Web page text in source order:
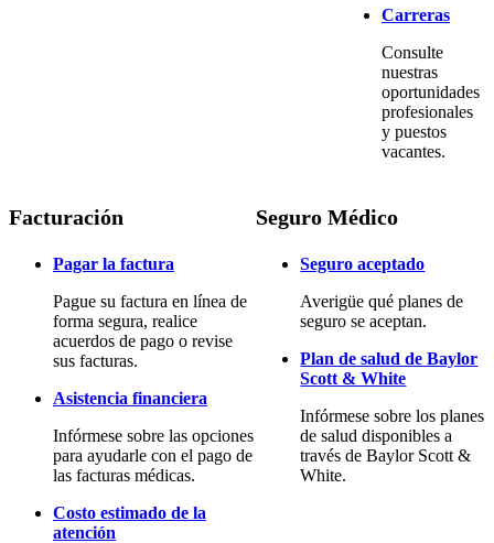
Carreras
Consulte
nuestras
oportunidades
profesionales
y puestos
vacantes.
Facturación
Pagar la factura
Pague su factura en línea de
forma segura, realice
acuerdos de pago o revise
sus facturas.
Asistencia financiera
Infórmese sobre las opciones
para ayudarle con el pago de
las facturas médicas.
Costo estimado de la
atención
Seguro Médico
Seguro aceptado
Averigüe qué planes de
seguro se aceptan.
Plan de salud de Baylor
Scott & White
Infórmese sobre los planes
de salud disponibles a
través de Baylor Scott &
White.